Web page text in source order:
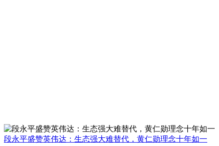
段永平盛赞英伟达：生态强大难替代，黄仁勋理念十年如一